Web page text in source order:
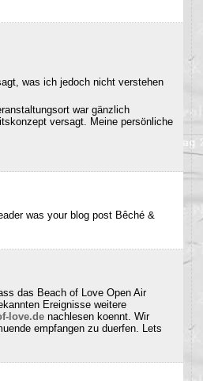
was ich jedoch nicht verstehen
war gänzlich
versagt. Meine persönliche
was your blog post Bêché &
das Beach of Love Open Air
Ereignisse weitere
love.de nachlesen koennt. Wir
empfangen zu duerfen. Lets